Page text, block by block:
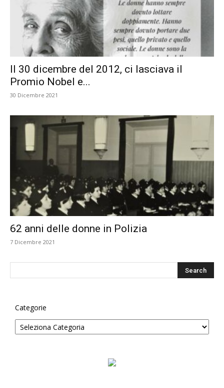
Il 30 dicembre del 2012, ci lasciava il
Promio Nobel e...
30 Dicembre 2021
62 anni delle donne in Polizia
7 Dicembre 2021
Categorie